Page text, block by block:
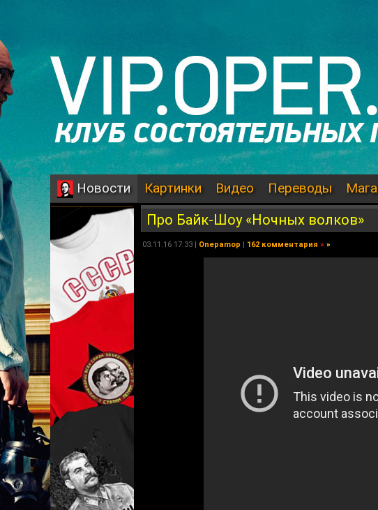
Новости Картинки Видео Переводы
Про Байк-Шоу «Ночных волков»
03.11.16 17:33 | Onepamop | 162 комментария » »